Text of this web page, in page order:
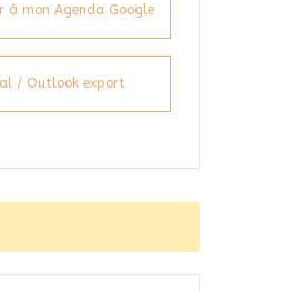
à mon Agenda Google
/ Outlook export